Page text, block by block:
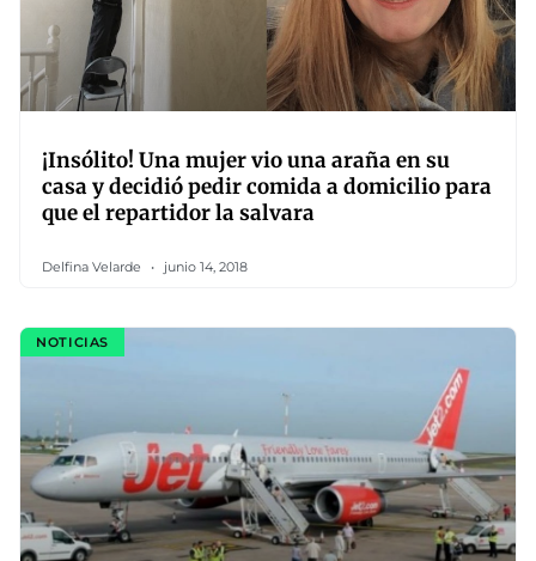
¡Insólito! Una mujer vio una araña en su
casa y decidió pedir comida a domicilio para
que el repartidor la salvara
Delfina Velarde junio 14, 2018
NOTICIAS